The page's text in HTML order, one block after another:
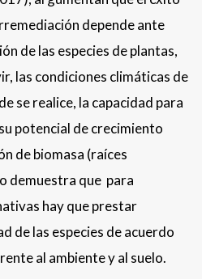
depende ante
de las especies de plantas,
las condiciones climáticas de
se realice, la capacidad para
potencial de crecimiento
de biomasa (raíces
demuestra que para
hay que prestar
de las especies de acuerdo
al ambiente y al suelo.